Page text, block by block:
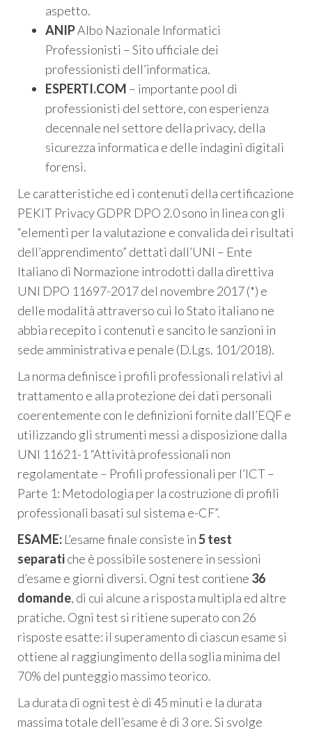
aspetto.
ANIPAlbo Nazionale Informatici
Professionisti – Sito ufficiale dei
professionisti dell’informatica.
ESPERTI.COM – importante pool di
professionisti del settore, con esperienza
decennale nel settore della privacy, della
sicurezza informatica e delle indagini digitali
forensi.
Le caratteristiche ed i contenuti della certificazione
PEKIT Privacy GDPR DPO 2.0 sono in linea con gli
“elementi per la valutazione e convalida dei risultati
dell’apprendimento” dettati dall’UNI – Ente
Italiano di Normazione introdotti dalla direttiva
UNI DPO 11697-2017 del novembre 2017 (*) e
delle modalità attraverso cui lo Stato italiano ne
abbia recepito i contenuti e sancito le sanzioni in
sede amministrativa e penale (D.Lgs. 101/2018).
La norma definisce i profili professionali relativi al
trattamento e alla protezione dei dati personali
coerentemente con le definizioni fornite dall’EQF e
utilizzando gli strumenti messi a disposizione dalla
UNI 11621-1 “Attività professionali non
regolamentate – Profili professionali per l’ICT –
Parte 1: Metodologia per la costruzione di profili
professionali basati sul sistema e-CF”.
ESAME: L’esame finale consiste in5 test
separatiche è possibile sostenere in sessioni
d’esame e giorni diversi. Ogni test contiene 36
domande, di cui alcune a risposta multipla ed altre
pratiche. Ogni test si ritiene superato con 26
risposte esatte: il superamento di ciascun esame si
ottiene al raggiungimento della soglia minima del
70% del punteggio massimo teorico.
La durata di ogni test è di 45 minuti e la durata
massima totale dell’esame è di 3 ore. Si svolge